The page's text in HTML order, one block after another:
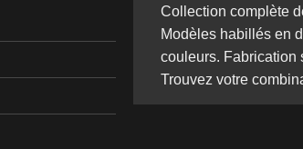
Collection complète
Modèles habillés en
couleurs. Fabrication
Trouvez votre